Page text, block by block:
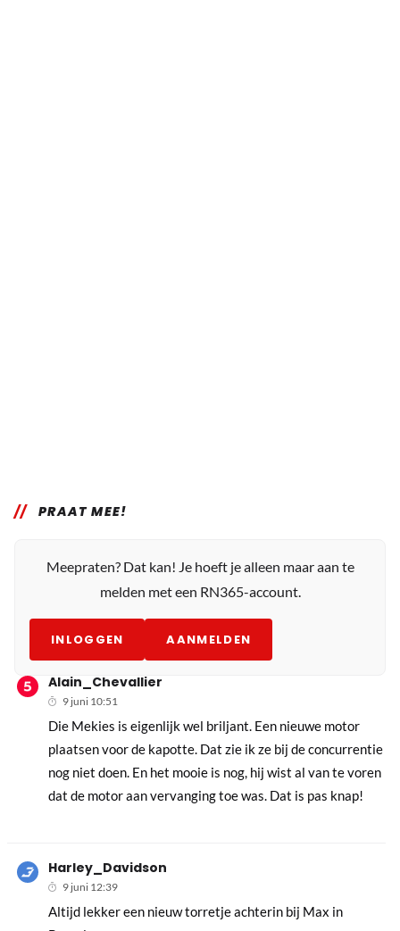
PRAAT MEE!
Meepraten? Dat kan! Je hoeft je alleen maar aan te
melden met een RN365-account.
INLOGGEN AANMELDEN
Alain_Chevallier
9 juni 10:51
Die Mekies is eigenlijk wel briljant. Een nieuwe motor
plaatsen voor de kapotte. Dat zie ik ze bij de concurrentie
nog niet doen. En het mooie is nog, hij wist al van te voren
dat de motor aan vervanging toe was. Dat is pas knap!
Harley_Davidson
9 juni 12:39
Altijd lekker een nieuw torretje achterin bij Max in